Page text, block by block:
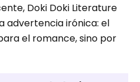
Doki Doki Literature
advertencia irónica: el
el romance, sino por